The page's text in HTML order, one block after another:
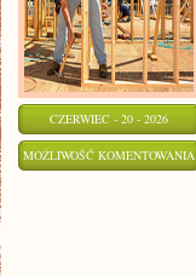
CZERWIEC - 20 - 2026
MOŻLIWOŚĆ KOMENTOWANIA